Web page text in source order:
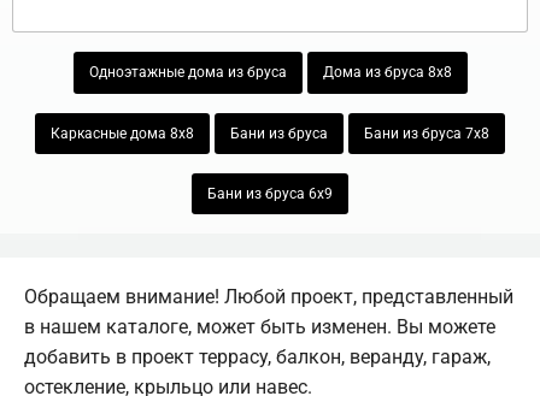
Одноэтажные дома из бруса Дома из бруса 8х8
Каркасные дома 8х8 Бани из бруса Бани из бруса 7х8
Бани из бруса 6х9
Обращаем внимание! Любой проект, представленный
в нашем каталоге, может быть изменен. Вы можете
добавить в проект террасу, балкон, веранду, гараж,
остекление, крыльцо или навес.